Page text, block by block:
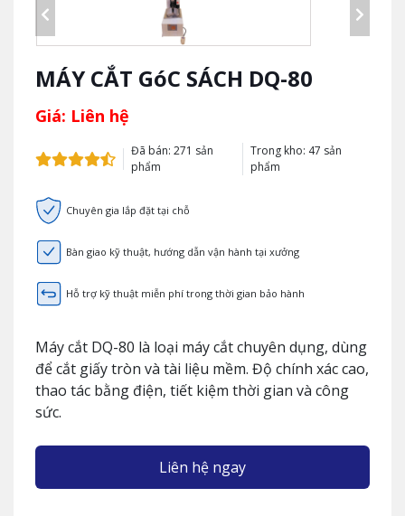
MÁY CẮT GóC SÁCH DQ-80
Giá: Liên hệ
Đã bán: 271 sản
phẩm
Trong kho: 47 sản
phẩm
Chuyên gia lắp đặt tại chỗ
Bàn giao kỹ thuật, hướng dẫn vận hành tại xưởng
Hỗ trợ kỹ thuật miễn phí trong thời gian bảo hành
Máy cắt DQ-80 là loại máy cắt chuyên dụng, dùng
để cắt giấy tròn và tài liệu mềm. Độ chính xác cao,
thao tác bằng điện, tiết kiệm thời gian và công
sức.
Liên hệ ngay